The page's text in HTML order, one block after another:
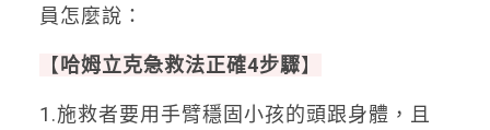
員怎麼說：
【哈姆立克急救法正確4步驟】
1.施救者要用手臂穩固小孩的頭跟身體，且